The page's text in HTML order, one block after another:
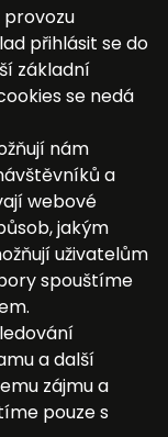
provozu
přihlásit se do
základní
se nedá
nám
a
webové
jakým
uživatelům
spouštíme
a další
zájmu a
pouze s